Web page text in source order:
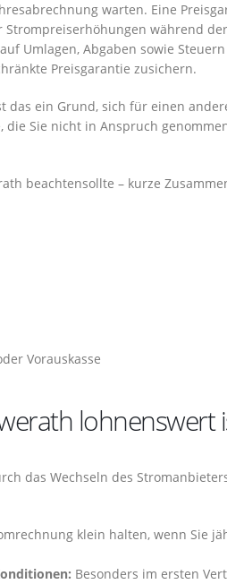
warten. Eine
Strompreiserhöhungen während der
Umlagen, Abgaben sowie
Preisgarantie zusichern.
das ein Grund, sich für einen
Sie nicht in Anspruch
beachtensollte – kurze
Vorauskasse
lohnenswert
das Wechseln des
klein halten, wenn Sie
Besonders im ersten